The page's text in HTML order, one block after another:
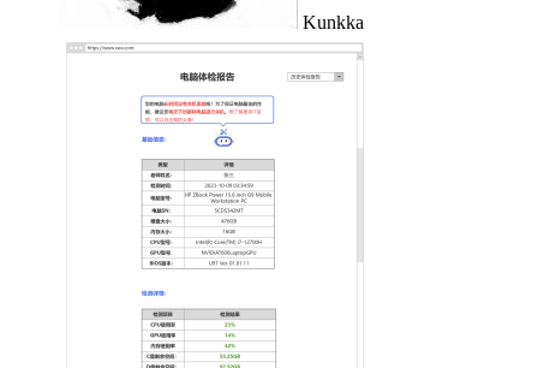
Kunkka